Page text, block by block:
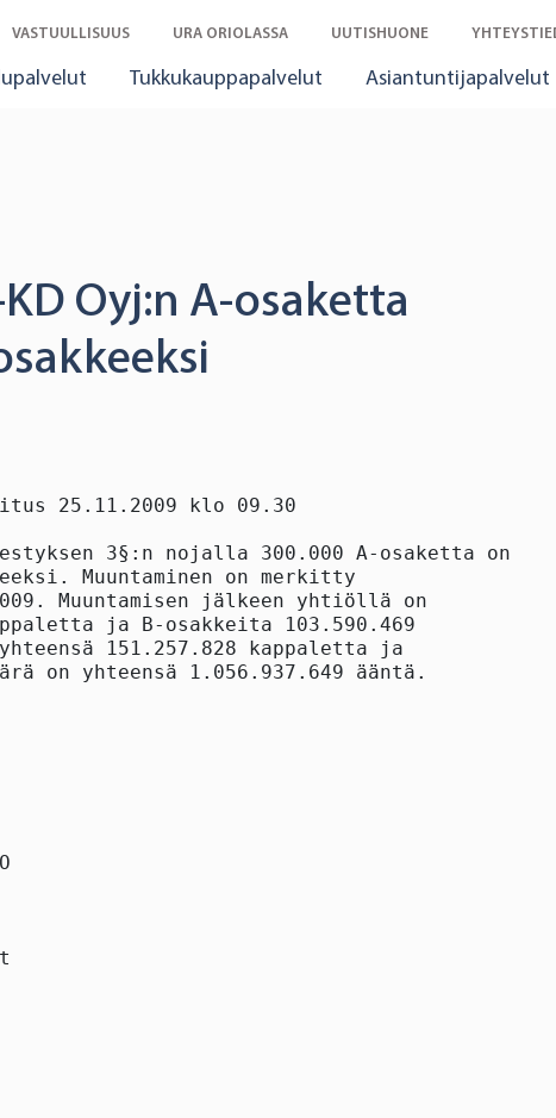
VASTUULLISUUS URA ORIOLASSA UUTISHUONE
Tukkukauppapalvelut Asiantuntijapalvelut
Oyj:n A-osaketta
25.11.2009 klo 09.30
3§:n nojalla 300.000 A-osaketta on
Muuntaminen on merkitty
Muuntamisen jälkeen yhtiöllä on
ja B-osakkeita 103.590.469
151.257.828 kappaletta ja
on yhteensä 1.056.937.649 ääntä.